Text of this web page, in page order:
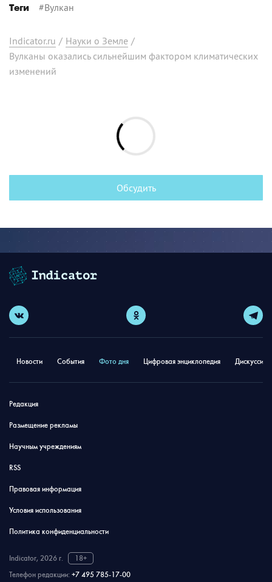
Теги #Вулкан
Indicator.ru / Науки о Земле /
Вулканы оказались сильнейшим фактором климатических
изменений
Обсудить
Новости События Фото дня Цифровая энциклопедия
Редакция
Размещение рекламы
Научным учреждениям
RSS
Правовая информация
Условия использования
Политика конфиденциальности
Indicator, 2026 г.
18+
Телефон редакции: +7 495 785-17-00